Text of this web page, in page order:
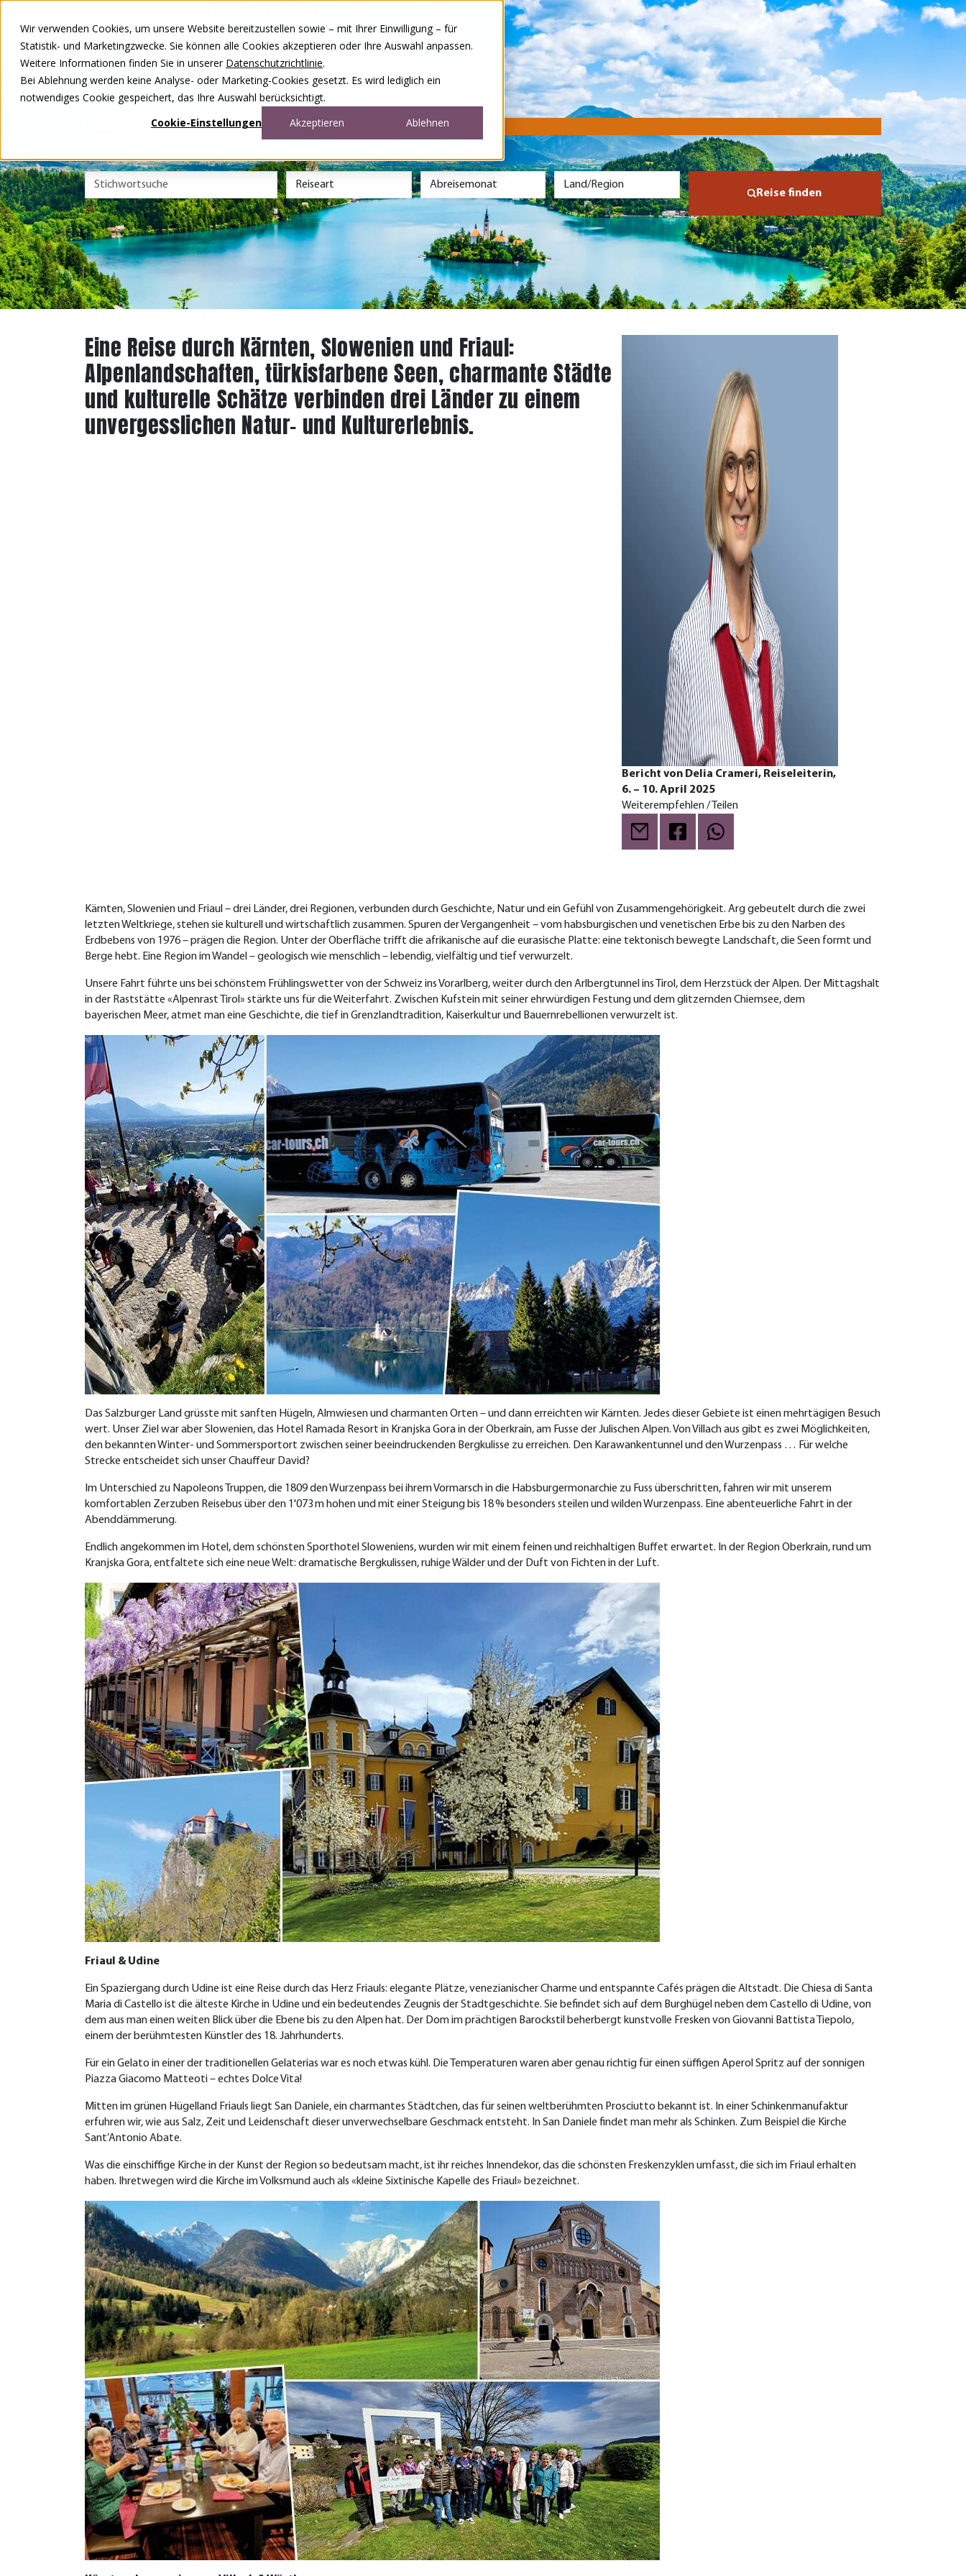
Wir verwenden Cookies, um unsere Website bereitzustellen sowie – mit Ihrer Einwilligung – für
Statistik- und Marketingzwecke. Sie können alle Cookies akzeptieren oder Ihre Auswahl anpassen.
Weitere Informationen finden Sie in unserer Datenschutzrichtlinie.
Bei Ablehnung werden keine Analyse- oder Marketing-Cookies gesetzt. Es wird lediglich ein
notwendiges Cookie gespeichert, das Ihre Auswahl berücksichtigt.
Cookie-Einstellungen
Akzeptieren Ablehnen
Unsere Reisen
Rund ums Reisen
Über uns
Kontakt
Wettbewerb
0848 00 77 88
Reise finden
Eine Reise durch Kärnten, Slowenien und Friaul:
Alpenlandschaften, türkisfarbene Seen, charmante Städte
und kulturelle Schätze verbinden drei Länder zu einem
unvergesslichen Natur- und Kulturerlebnis.
Bericht von Delia Crameri, Reiseleiterin,
6. – 10. April 2025
Weiterempfehlen / Teilen
Kärnten, Slowenien und Friaul – drei Länder, drei Regionen, verbunden durch Geschichte, Natur und ein Gefühl von Zusammengehörigkeit. Arg gebeutelt durch die zwei
letzten Weltkriege, stehen sie kulturell und wirtschaftlich zusammen. Spuren der Vergangenheit – vom habsburgischen und venetischen Erbe bis zu den Narben des
Erdbebens von 1976 – prägen die Region. Unter der Oberfläche trifft die afrikanische auf die eurasische Platte: eine tektonisch bewegte Landschaft, die Seen formt und
Berge hebt. Eine Region im Wandel – geologisch wie menschlich – lebendig, vielfältig und tief verwurzelt.
Unsere Fahrt führte uns bei schönstem Frühlingswetter von der Schweiz ins Vorarlberg, weiter durch den Arlbergtunnel ins Tirol, dem Herzstück der Alpen. Der Mittagshalt
in der Raststätte «Alpenrast Tirol» stärkte uns für die Weiterfahrt. Zwischen Kufstein mit seiner ehrwürdigen Festung und dem glitzernden Chiemsee, dem
bayerischen Meer, atmet man eine Geschichte, die tief in Grenzlandtradition, Kaiserkultur und Bauernrebellionen verwurzelt ist.
Das Salzburger Land grüsste mit sanften Hügeln, Almwiesen und charmanten Orten – und dann erreichten wir Kärnten. Jedes dieser Gebiete ist einen mehrtägigen Besuch
wert. Unser Ziel war aber Slowenien, das Hotel Ramada Resort in Kranjska Gora in der Oberkrain, am Fusse der Julischen Alpen. Von Villach aus gibt es zwei Möglichkeiten,
den bekannten Winter- und Sommersportort zwischen seiner beeindruckenden Bergkulisse zu erreichen. Den Karawankentunnel und den Wurzenpass … Für welche
Strecke entscheidet sich unser Chauffeur David?
Im Unterschied zu Napoleons Truppen, die 1809 den Wurzenpass bei ihrem Vormarsch in die Habsburgermonarchie zu Fuss überschritten, fahren wir mit unserem
komfortablen Zerzuben Reisebus über den 1'073 m hohen und mit einer Steigung bis 18 % besonders steilen und wilden Wurzenpass. Eine abenteuerliche Fahrt in der
Abenddämmerung.
Endlich angekommen im Hotel, dem schönsten Sporthotel Sloweniens, wurden wir mit einem feinen und reichhaltigen Buffet erwartet. In der Region Oberkrain, rund um
Kranjska Gora, entfaltete sich eine neue Welt: dramatische Bergkulissen, ruhige Wälder und der Duft von Fichten in der Luft.
Friaul & Udine
Ein Spaziergang durch Udine ist eine Reise durch das Herz Friauls: elegante Plätze, venezianischer Charme und entspannte Cafés prägen die Altstadt. Die Chiesa di Santa
Maria di Castello ist die älteste Kirche in Udine und ein bedeutendes Zeugnis der Stadtgeschichte. Sie befindet sich auf dem Burghügel neben dem Castello di Udine, von
dem aus man einen weiten Blick über die Ebene bis zu den Alpen hat. Der Dom im prächtigen Barockstil beherbergt kunstvolle Fresken von Giovanni Battista Tiepolo,
einem der berühmtesten Künstler des 18. Jahrhunderts.
Für ein Gelato in einer der traditionellen Gelaterias war es noch etwas kühl. Die Temperaturen waren aber genau richtig für einen süffigen Aperol Spritz auf der sonnigen
Piazza Giacomo Matteoti – echtes Dolce Vita!
Mitten im grünen Hügelland Friauls liegt San Daniele, ein charmantes Städtchen, das für seinen weltberühmten Prosciutto bekannt ist. In einer Schinkenmanufaktur
erfuhren wir, wie aus Salz, Zeit und Leidenschaft dieser unverwechselbare Geschmack entsteht. In San Daniele findet man mehr als Schinken. Zum Beispiel die Kirche
Sant’Antonio Abate.
Was die einschiffige Kirche in der Kunst der Region so bedeutsam macht, ist ihr reiches Innendekor, das die schönsten Freskenzyklen umfasst, die sich im Friaul erhalten
haben. Ihretwegen wird die Kirche im Volksmund auch als «kleine Sixtinische Kapelle des Friaul» bezeichnet.